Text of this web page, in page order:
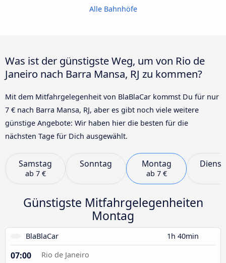
Alle Bahnhöfe
Was ist der günstigste Weg, um von Rio de
Janeiro nach Barra Mansa, RJ zu kommen?
Mit dem Mitfahrgelegenheit von BlaBlaCar kommst Du für nur
7 € nach Barra Mansa, RJ, aber es gibt noch viele weitere
günstige Angebote: Wir haben hier die besten für die
nächsten Tage für Dich ausgewählt.
Samstag
ab 7 €
Sonntag Montag
ab 7 €
Günstigste Mitfahrgelegenheiten
Montag
BlaBlaCar 1h 40min
07:00 Rio de Janeiro